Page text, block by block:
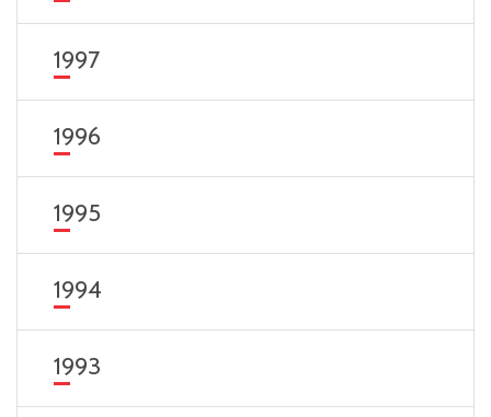
1997
1996
1995
1994
1993